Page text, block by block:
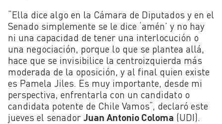
“Ella dice algo en la Cámara de Diputados y en el
Senado simplemente se le dice ‘amén’ y no hay
ni una capacidad de tener una interlocución o
una negociación, porque lo que se plantea allá,
hace que se invisibilice la centroizquierda más
moderada de la oposición, y al final quien existe
es Pamela Jiles. Es muy importante, desde mi
perspectiva, enfrentarla con un candidato o
candidata potente de Chile Vamos“, declaró este
jueves el senador Juan Antonio Coloma (UDI).